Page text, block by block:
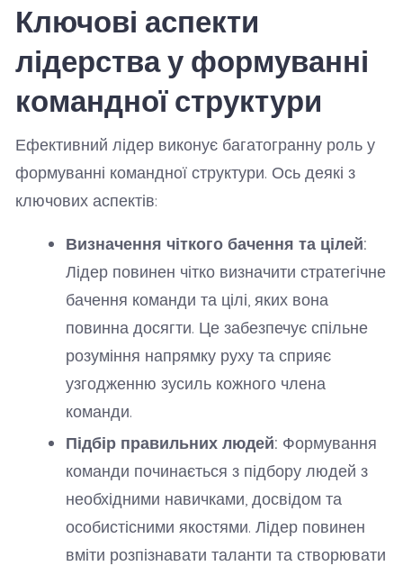
Ключові аспекти
лідерства у формуванні
командної структури
Ефективний лідер виконує багатогранну роль у
формуванні командної структури. Ось деякі з
ключових аспектів:
Визначення чіткого бачення та цілей:
Лідер повинен чітко визначити стратегічне
бачення команди та цілі, яких вона
повинна досягти. Це забезпечує спільне
розуміння напрямку руху та сприяє
узгодженню зусиль кожного члена
команди.
Підбір правильних людей: Формування
команди починається з підбору людей з
необхідними навичками, досвідом та
особистісними якостями. Лідер повинен
вміти розпізнавати таланти та створювати